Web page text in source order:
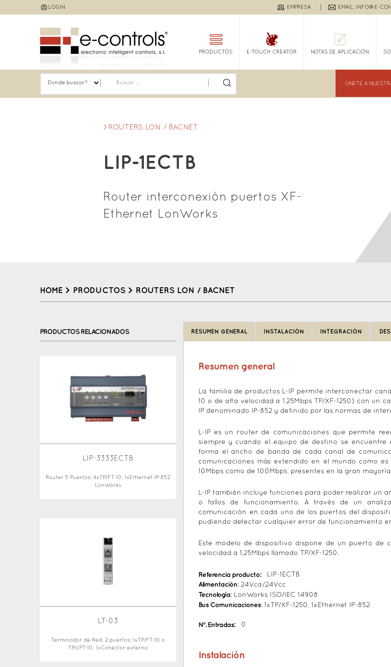
to
LOGIN EMPRESA EMAIL: INFO@E-
PRODUCTOS E-TOUCH CREATOR NOTAS DE APLICACIÓN
ÚNETE A
ROUTERS LON / BACNET
LIP-1ECTB
Router interconexión puertos XF-
Ethernet LonWorks
HOME > PRODUCTOS > ROUTERS LON / BACNET
top
RESUMEN GENERAL INSTALACIÓN INTEGRACIÓN
Resumen general
La familia de productos L-IP permite interconectar
10 o de alta velocidad a 1,25Mbps TP/XF-1250) con un
IP denominado IP-852 y definido por las normas de
L-IP es un router de comunicaciones que permite
siempre y cuando el equipo de destino se
forma el ancho de banda de cada canal de
comunicaciones más extendido en el mundo como
10Mbps como de 100Mbps, presentes en la gran
L-IP también incluye funciones para poder realizar un
o fallos de funcionamiento. A través de un
comunicación en cada uno de los puertos del
pudiendo detectar cualquier error de funcionamiento
Este modelo de dispositivo dispone de un puerto de
velocidad a 1,25Mbps llamado TP/XF-1250.
Referencia producto:
LIP-1ECTB
Alimentación: 24Vca/24Vcc
Tecnología: LonWorks ISO/IEC 14908
Bus Comunicaciones: 1xTP/XF-1250, 1xEthernet IP-852
Nº. Entradas: 0
Instalación
PRODUCTOS RELACIONADOS
LIP-3333ECTB
Router 5 Puertos: 4xTP/FT-10, 1xEthernet IP-852
LonWorks
LT-03
Terminador de Red, 2 puertos: 1xTP/FT-10 o
TP/LPT-10, 1xConector externo